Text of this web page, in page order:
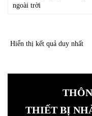
ngoài trời
Hiển thị kết quả duy nhất
THIẾT BỊ